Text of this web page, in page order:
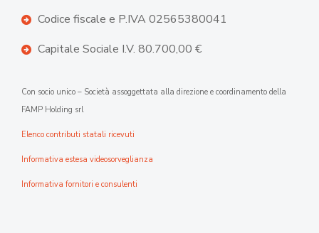
Codice fiscale e P.IVA 02565380041
Capitale Sociale I.V. 80.700,00 €
Con socio unico – Società assoggettata alla direzione e coordinamento della
FAMP Holding srl
Elenco contributi statali ricevuti
Informativa estesa videosorveglianza
Informativa fornitori e consulenti